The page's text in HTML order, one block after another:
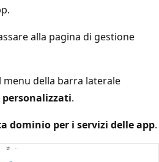
alla pagina di gestione
menu della barra laterale
.
dominio per i servizi delle app.